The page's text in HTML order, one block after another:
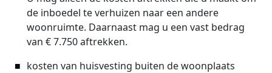
de inboedel te verhuizen naar een andere
woonruimte. Daarnaast mag u een vast bedrag
van € 7.750 aftrekken.
kosten van huisvesting buiten de woonplaats